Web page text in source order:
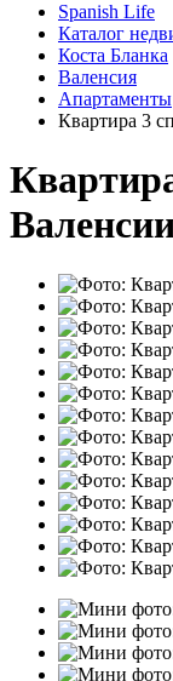
Spanish Life
Каталог
Коста Бланка
Валенсия
Апартаменты
Квартира 3